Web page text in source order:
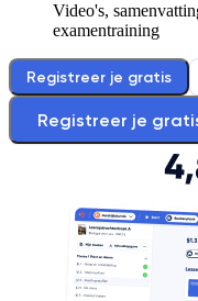
Video's,
examentraining
Registreer je gratis
Registreer je